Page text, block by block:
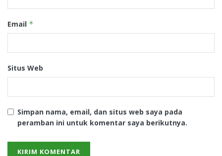
Email *
Situs Web
Simpan nama, email, dan situs web saya pada
peramban ini untuk komentar saya berikutnya.